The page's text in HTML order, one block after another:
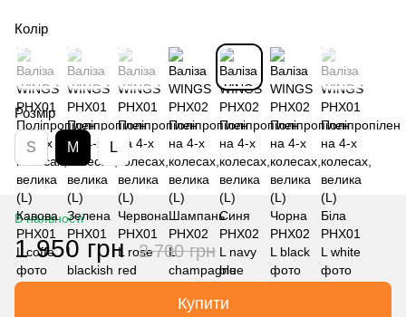
Колір
Розмір
S M L
В наявності
1 950 грн 2 700 грн
Купити